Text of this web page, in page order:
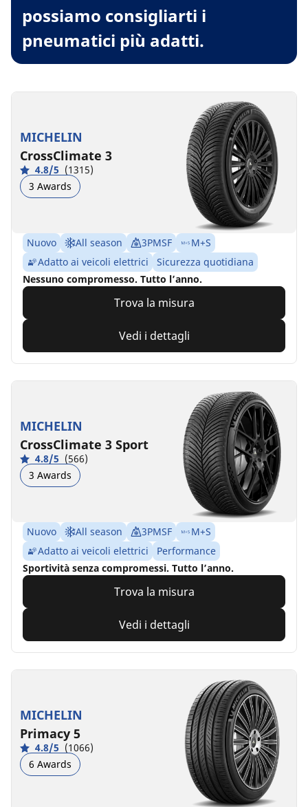
possiamo consigliarti i
pneumatici più adatti.
MICHELIN
CrossClimate 3
4.8/5 (1315)
3 Awards
Nuovo All season 3PMSF
M+S
Adatto ai veicoli elettrici
Sicurezza quotidiana
Nessuno compromesso. Tutto l’anno.
Trova la misura
Vedi i dettagli
MICHELIN
CrossClimate 3 Sport
4.8/5 (566)
3 Awards
Nuovo All season 3PMSF
M+S
Adatto ai veicoli elettrici
Performance
Sportività senza compromessi. Tutto l’anno.
Trova la misura
Vedi i dettagli
MICHELIN
Primacy 5
4.8/5 (1066)
6 Awards